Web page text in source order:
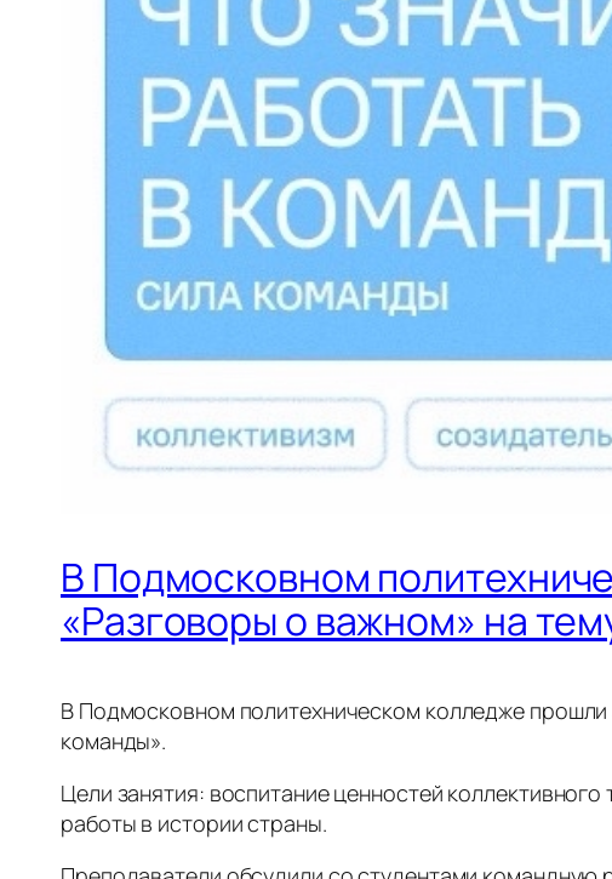
В Подмосковном
«Разговоры о важном» на
В Подмосковном политехническом колледже прошли
команды».
Цели занятия: воспитание ценностей
работы в истории страны.